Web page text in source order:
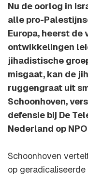
Nu de oorlog in
alle pro-
Europa, heerst de
ontwikkelingen
jihadistische
misgaat, kan de
ruggengraat uit
Schoonhoven,
defensie bij De
Nederland op NPO
Schoonhoven
op